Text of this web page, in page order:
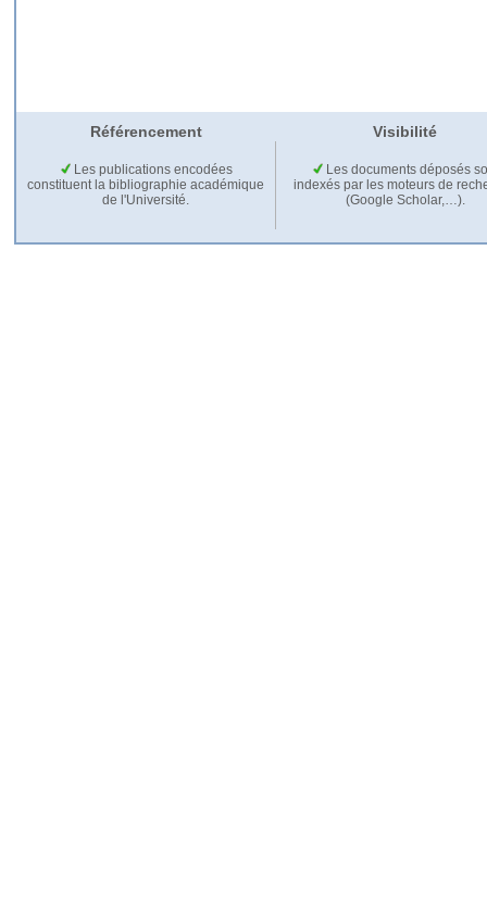
Référencement Visibilité
Les publications encodées
constituent la bibliographie académique
de l'Université.
Les documents déposés
indexés par les moteurs de
(Google Scholar,…).